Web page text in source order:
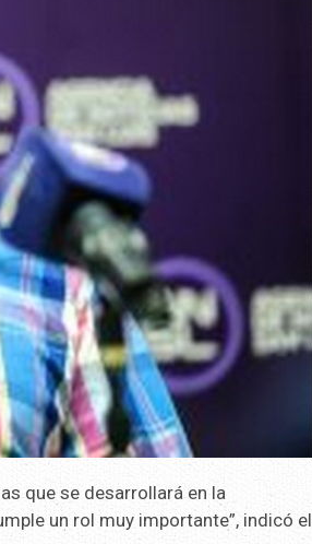
que se desarrollará en la
un rol muy importante”, indicó el